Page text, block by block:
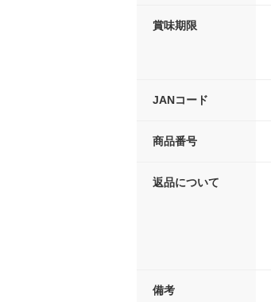
賞味期限
JANコード
商品番号
返品について
備考